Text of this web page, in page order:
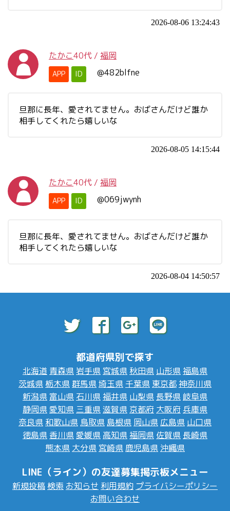
2026-08-06 13:24:43
たかこ40代 / 福岡
APP ID @482blfne
旦那に長年、愛されてません。おばさんだけど誰か
相手してくれたら嬉しいな
2026-08-05 14:15:44
たかこ40代 / 福岡
APP ID @069jwynh
旦那に長年、愛されてません。おばさんだけど誰か
相手してくれたら嬉しいな
2026-08-04 14:50:57
都道府県別で探す
北海道 青森県 岩手県 宮城県 秋田県 山形県福島県
茨城県 栃木県群馬県埼玉県 千葉県 東京都神奈川県
新潟県 富山県 石川県福井県 山梨県 長野県 岐阜県
静岡県愛知県 三重県滋賀県 京都府 大阪府 兵庫県
奈良県 和歌山県 鳥取県 島根県 岡山県 広島県 山口県
徳島県 香川県愛媛県 高知県福岡県 佐賀県 長崎県
熊本県 大分県 宮崎県 鹿児島県 沖縄県
LINE（ライン）の友達募集掲示板メニュー
新規投稿 検索 お知らせ 利用規約 プライバシーポリシー
お問い合わせ